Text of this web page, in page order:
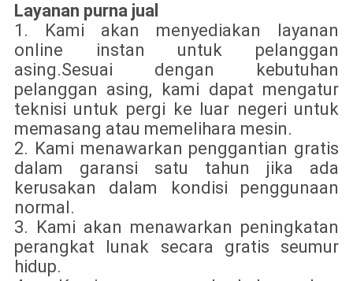
Layanan purna jual
1. Kami akan menyediakan layanan
online instan untuk pelanggan
asing.Sesuai dengan kebutuhan
pelanggan asing, kami dapat mengatur
teknisi untuk pergi ke luar negeri untuk
memasang atau memelihara mesin.
2. Kami menawarkan penggantian gratis
dalam garansi satu tahun jika ada
kerusakan dalam kondisi penggunaan
normal.
3. Kami akan menawarkan peningkatan
perangkat lunak secara gratis seumur
hidup.